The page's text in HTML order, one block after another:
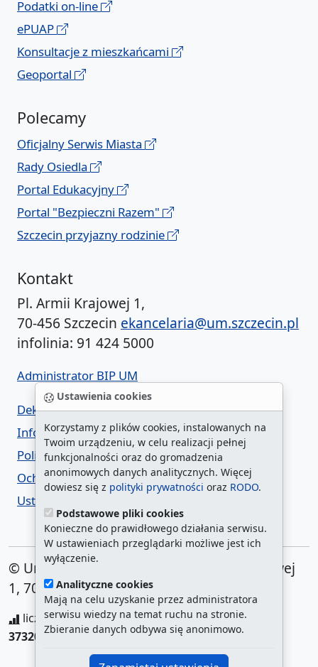
Ustawienia cookies
Korzystamy z plików cookies, instalowanych na
Twoim urządzeniu, w celu realizacji pełnej
funkcjonalności oraz do gromadzenia
anonimowych danych analitycznych. Więcej
dowiesz się z polityki prywatności oraz RODO.
Podstawowe pliki cookies
Konieczne do prawidłowego działania serwisu.
W ustawieniach przeglądarki możliwe jest ich
wyłączenie.
Analityczne cookies
Mają na celu uzyskanie przez administratora
serwisu wiedzy na temat ruchu na stronie.
Zbieranie danych odbywa się anonimowo.
Podatki on-line
ePUAP
Konsultacje z mieszkańcami
Geoportal
Polecamy
Oficjalny Serwis Miasta
Rady Osiedla
Portal Edukacyjny
Portal "Bezpieczni Razem"
Szczecin przyjazny rodzinie
Kontakt
Pl. Armii Krajowej 1,
70-456 Szczecin ekancelaria@um.szczecin.pl
infolinia: 91 424 5000
Administrator BIP UM
Deklaracja dostępności
Informacja o urzędzie w ETR
Polityka prywatności
Ochrona danych osobowych
Ustawienia cookies
© Urząd Miasta Szczecin. Plac Armii Krajowej
1, 70-456 Szczecin
liczba wyświetleń:208160670/ aktualna strona:
373202/najczęściej odwiedzane strony